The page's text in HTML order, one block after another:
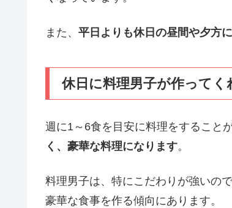
また、 平日よりも休日の昼間や夕方
休日に料理男子が作ってく
週に1～6食を目安に料理をすること
く、豪華な料理になります。
料理男子は、特にこだわりが強いので
豪華な食事を作る傾向にあります。